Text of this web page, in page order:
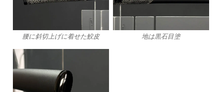
腰に斜切上げに着せた鮫皮 地は黒石目塗